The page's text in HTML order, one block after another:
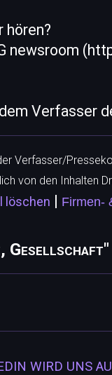
hören?
newsroom
Verfasser
Verfasser/
von den Inhalten
löschen | Firmen-
Gesellschaft"
WIRD UNS